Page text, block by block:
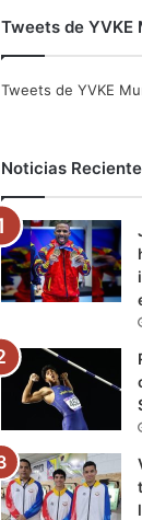
c
o
k
i
r
Tweets de YVKE
Tweets de YVKE
Noticias